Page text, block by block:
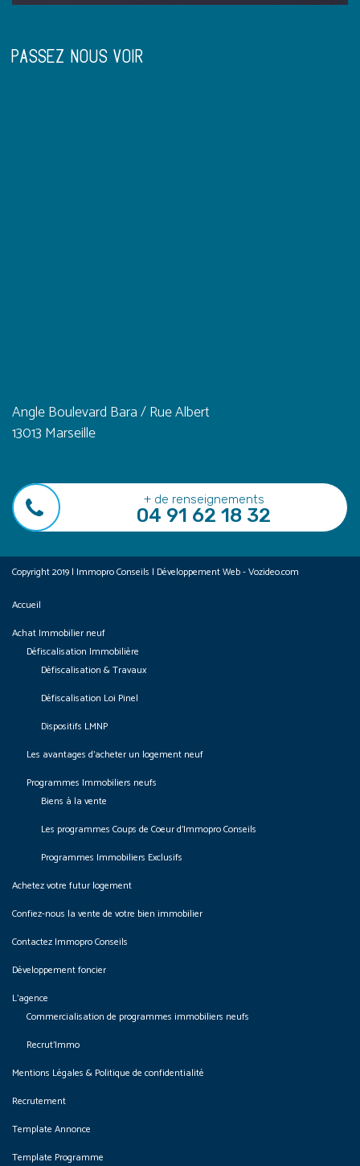
PASSEZ NOUS VOIR
Angle Boulevard Bara / Rue Albert
13013 Marseille
+ de renseignements
04 91 62 18 32
Copyright 2019 | Immopro Conseils | Développement Web - Vozideo.com
Accueil
Achat Immobilier neuf
Défiscalisation Immobilière
Défiscalisation & Travaux
Défiscalisation Loi Pinel
Dispositifs LMNP
Les avantages d’acheter un logement neuf
Programmes Immobiliers neufs
Biens à la vente
Les programmes Coups de Coeur d’Immopro Conseils
Programmes Immobiliers Exclusifs
Achetez votre futur logement
Confiez-nous la vente de votre bien immobilier
Contactez Immopro Conseils
Développement foncier
L’agence
Commercialisation de programmes immobiliers neufs
Recrut’Immo
Mentions Légales & Politique de confidentialité
Recrutement
Template Annonce
Template Programme